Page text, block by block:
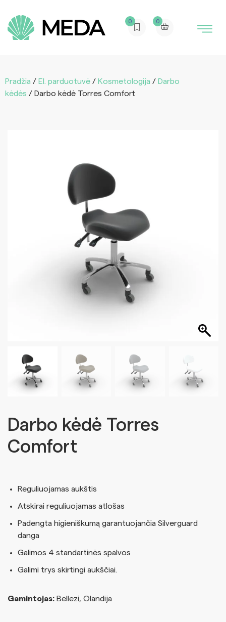
0 0
Pradžia / El. parduotuvė / Kosmetologija / Darbo
kėdės / Darbo kėdė Torres Comfort
Darbo kėdė Torres
Comfort
Reguliuojamas aukštis
Atskirai reguliuojamas atlošas
Padengta higieniškumą garantuojančia Silverguard
danga
Galimos 4 standartinės spalvos
Galimi trys skirtingi aukščiai.
Gamintojas: Bellezi, Olandija